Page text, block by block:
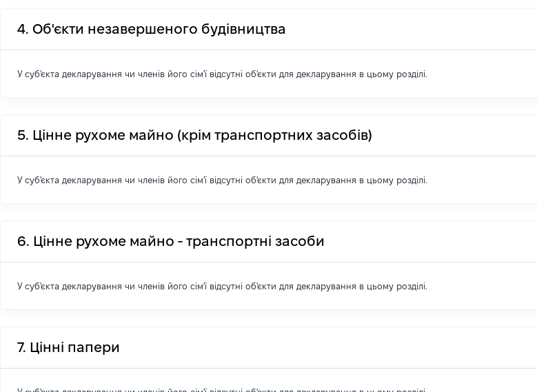
4. Об'єкти незавершеного будівництва
У суб'єкта декларування чи членів його сім'ї відсутні об'єкти для декларування в цьому розділі.
5. Цінне рухоме майно (крім транспортних засобів)
У суб'єкта декларування чи членів його сім'ї відсутні об'єкти для декларування в цьому розділі.
6. Цінне рухоме майно - транспортні засоби
У суб'єкта декларування чи членів його сім'ї відсутні об'єкти для декларування в цьому розділі.
7. Цінні папери